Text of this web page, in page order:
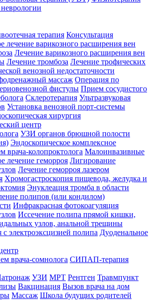
терапия Консультация
лечение варикозного расширения вен
Лечение варикозного расширения вен
Лечение тромбоза Лечение трофических
венозной недостаточности
массаж Операция по
фистулы Прием сосудистого
Склеротерапия Ультразвуковая
Установка венозной порт-системы
хирургия
центр
УЗИ органов брюшной полости
Эндоскопическое комплексное
врача-колопроктолога Малоинвазивные
лечение геморроя Лигирование
Лечение геморроя лазером
Хромогастроскопия пищевода, желудка и
Энуклеация тромба в области
полипов (или кондилом)
Инфракрасная фотокоагуляция
Иссечение полипа прямой кишки,
узлов, анальной трещины
электроэксцизией полипа Дуоденальное
врача-сомнолога СИПАП-терапия
УЗИ МРТ Рентген Травмпункт
Вакцинация Вызов врача на дом
Массаж Школа будущих родителей